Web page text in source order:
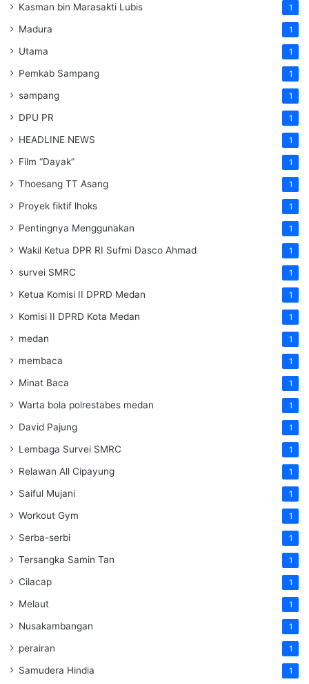
Kasman bin Marasakti Lubis 1
Madura 1
Utama 1
Pemkab Sampang 1
sampang 1
DPU PR 1
HEADLINE NEWS 1
Film “Dayak” 1
Thoesang TT Asang 1
Proyek fiktif lhoks 1
Pentingnya Menggunakan 1
Wakil Ketua DPR RI Sufmi Dasco Ahmad 1
survei SMRC 1
Ketua Komisi II DPRD Medan 1
Komisi II DPRD Kota Medan 1
medan 1
membaca 1
Minat Baca 1
Warta bola polrestabes medan 1
David Pajung 1
Lembaga Survei SMRC 1
Relawan All Cipayung 1
Saiful Mujani 1
Workout Gym 1
Serba-serbi 1
Tersangka Samin Tan 1
Cilacap 1
Melaut 1
Nusakambangan 1
perairan 1
Samudera Hindia 1